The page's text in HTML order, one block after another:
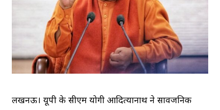
लखनऊ। यूपी के सीएम योगी आदित्यानाथ ने सार्वजनिक